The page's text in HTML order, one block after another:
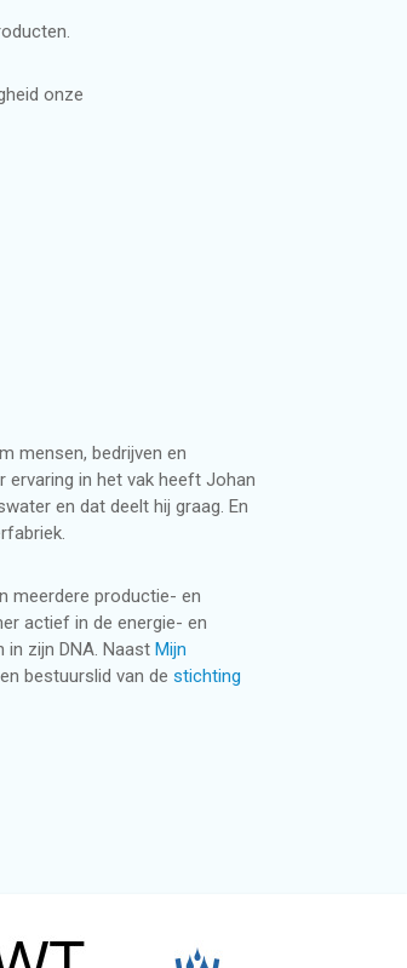
projecten
onze
mensen, bedrijven en
ervaring in het vak heeft Johan
en dat deelt hij graag. En
meerdere productie- en
actief in de energie- en
zijn DNA. Naast Mijn
bestuurslid van de stichting